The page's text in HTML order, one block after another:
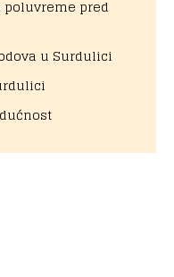
poluvreme pred
u Surdulici